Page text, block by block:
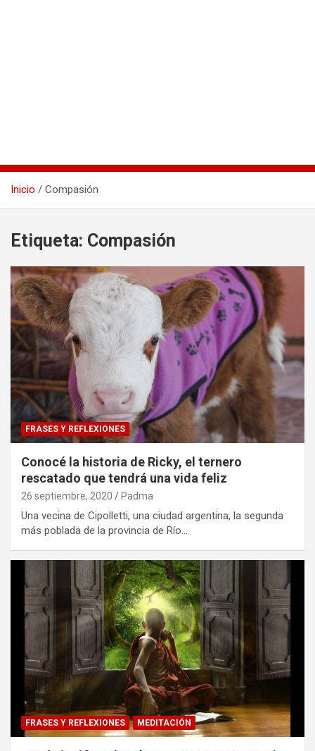
Inicio Compasión
Etiqueta: Compasión
FRASES Y REFLEXIONES
Conocé la historia de Ricky, el ternero
rescatado que tendrá una vida feliz
26 septiembre, 2020 Padma
Una vecina de Cipolletti, una ciudad argentina, la segunda
más poblada de la provincia de Río…
FRASES Y REFLEXIONES MEDITACIÓN